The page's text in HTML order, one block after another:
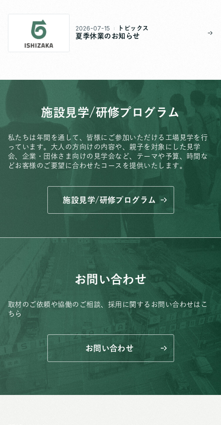
2026-07-15 トピックス
夏季休業のお知らせ
施設見学/研修プログラム
私たちは年間を通して、皆様にご参加いただける工場見学を行
っています。 大人の方向けの内容や、親子を対象にした見学
会、 企業・団体さま向けの見学会など、 テーマや予算、時間な
どお客様のご要望に合わせたコースを提供いたします。
施設見学/研修プログラム
お問い合わせ
取材のご依頼や協働のご相談、 採用に関するお問い合わせはこ
ちら
お問い合わせ